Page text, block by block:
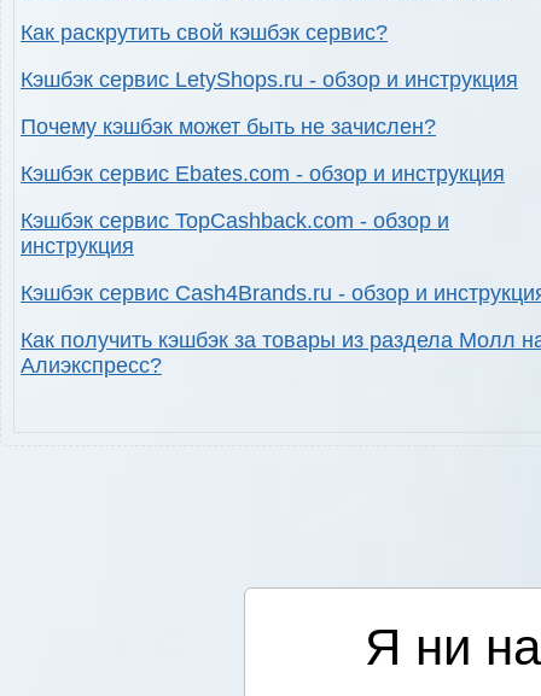
Как раскрутить свой кэшбэк сервис?
Кэшбэк сервис LetyShops.ru - обзор и инструкция
Почему кэшбэк может быть не зачислен?
Кэшбэк сервис Ebates.com - обзор и инструкция
Кэшбэк сервис TopCashback.com - обзор и
инструкция
Кэшбэк сервис Cash4Brands.ru - обзор и
Как получить кэшбэк за товары из раздела Молл
Алиэкспресс?
Я ни